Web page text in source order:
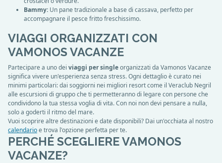
Bammy: Un pane tradizionale a base di cassava, perfetto per
accompagnare il pesce fritto freschissimo.
VIAGGI ORGANIZZATI CON
VAMONOS VACANZE
Partecipare a uno dei viaggi per singleorganizzati da Vamonos Vacanze
significa vivere un'esperienza senza stress. Ogni dettaglio è curato nei
minimi particolari: dai soggiorni nei migliori resort come il Veraclub Negril
alle escursioni di gruppo che ti permetteranno di legare con persone che
condividono la tua stessa voglia di vita. Con noi non devi pensare a nulla,
solo a goderti il ritmo del mare.
Vuoi scoprire altre destinazioni e date disponibili? Dai un'occhiata al nostro
calendarioe trova l'opzione perfetta per te.
PERCHÉ SCEGLIERE VAMONOS
VACANZE?